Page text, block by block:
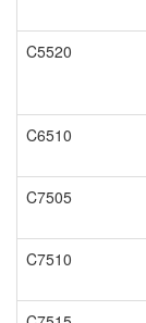
C5520
C6510
C7505
C7510